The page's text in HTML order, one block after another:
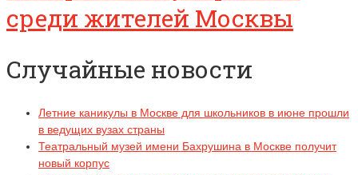
среди жителей Москвы
Случайные новости
Летние каникулы в Москве для школьников в июне прошли
в ведущих вузах страны
Театральный музей имени Бахрушина в Москве получит
новый корпус